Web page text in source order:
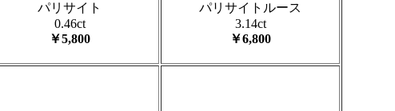
パリサイト
0.46ct
￥5,800
パリサイトルース
3.14ct
￥6,800